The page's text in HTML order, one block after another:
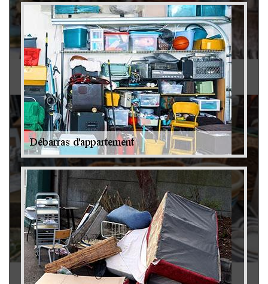
Antiquaire 79
Brocanteur 79